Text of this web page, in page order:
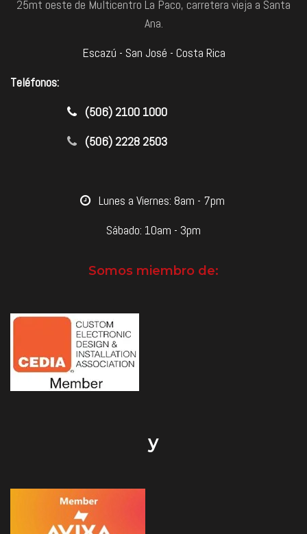
25mt oeste de Multicentro La Paco, carretera vieja a Santa
Ana.
Escazú - San José - Costa Rica
Teléfonos:
​(506) 2100 1000
(506) 2228 2503
​Lunes a Viernes: 8am - 7pm
Sábado: 10am - 3pm
Somos miembro de:
y